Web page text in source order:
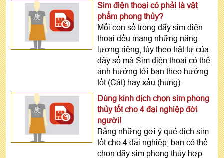
Sim điện thoại có phải là vật
phẩm phong thủy?
Mỗi con số trong dãy sim điện
thoại đều mang những năng
lượng riêng, tùy theo trật tự của
dãy số mà Sim điện thoại có thể
ảnh hưởng tới bạn theo hướng
tốt (Cát) hay xấu (hung)
Dùng kinh dịch chọn sim phong
thủy tốt cho 4 đại nghiệp đời
người!
Bằng những gợi ý quẻ dịch sim
tốt cho 4 đại nghiệp, bạn có thể
chọn dãy sim phong thủy hợp